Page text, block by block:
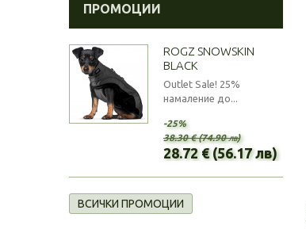
ПРОМОЦИИ
ROGZ SNOWSKIN
BLACK
Outlet Sale! 25%
намаление до...
-25%
38.30 € (74.90 лв)
28.72 € (56.17 лв)
ВСИЧКИ ПРОМОЦИИ